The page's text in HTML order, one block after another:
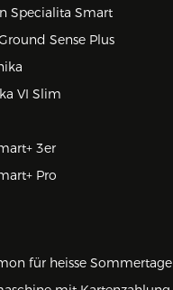
Specialita Smart
Sense Plus
VI Slim
3er
Pro
für heisse Sommertage